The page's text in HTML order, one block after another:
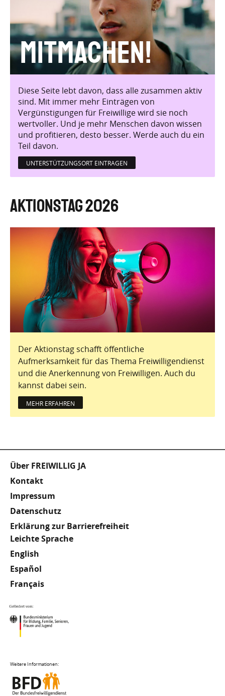
Mitmachen!
Diese Seite lebt davon, dass alle zusammen aktiv
sind. Mit immer mehr Einträgen von
Vergünstigungen für Freiwillige wird sie noch
wertvoller. Und je mehr Menschen davon wissen
und profitieren, desto besser. Werde auch du ein
Teil davon.
UNTERSTÜTZUNGSORT EINTRAGEN
Aktionstag 2026
Der Aktionstag schafft öffentliche
Aufmerksamkeit für das Thema Freiwilligendienst
und die Anerkennung von Freiwilligen. Auch du
kannst dabei sein.
MEHR ERFAHREN
Fußzeile
Über FREIWILLIG JA
Kontakt
Impressum
Datenschutz
Erklärung zur Barrierefreiheit
Meta
Footer
Leichte Sprache
English
Español
Français